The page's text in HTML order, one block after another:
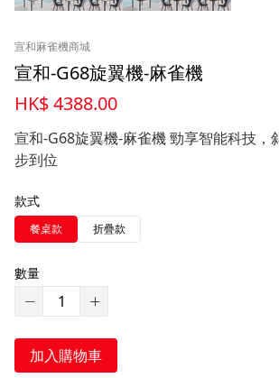
宣和麻雀機商城
宣和-G68旋翼機-麻雀機
HK$ 4388.00
宣和-G68旋翼機-麻雀機 勁享智能科技，
步到位
款式
餐桌款 折疊款
數量
加入購物車